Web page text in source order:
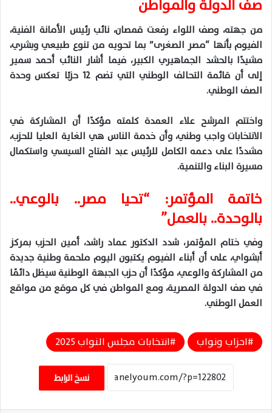
صف الدولة والمواطن
من جهته، وصف اللواء رفعت قمصان، نائب رئيس الأمانة الفنية،
الفيوم بأنها “مصر الصغرى” بما تحويه من تنوع طبيعي وبشري،
مشيدًا بالحشد الجماهيري الكبير، فيما أشار النائب أحمد سمير
إلى أن قائمة التحالف الوطني التي تضم 12 حزبًا تعكس وحدة
الصف الوطني.
واختتم المرشح علاء العمدة كلمته مؤكدًا أن المشاركة في
الانتخابات واجب وطني، وأن خدمة الناس هي الغاية العليا للحزب،
مشددًا على دعمه الكامل للرئيس عبد الفتاح السيسي واستكمال
مسيرة البناء والتنمية.
خاتمة المؤتمر: “تحيا مصر.. بالوعي..
بالوحدة.. بالعمل”
وفي ختام المؤتمر، شدد الدكتور عماد راشد، أمين الحزب بمركز
أبشواي، على أن أبناء الفيوم يكتبون اليوم ملحمة وطنية جديدة
من المشاركة والوعي، مؤكدًا أن حزب الجبهة الوطنية سيظل دائمًا
في صف الدولة المصرية، ومع المواطن في كل موقع من مواقع
العمل الوطني.
احزاب ونواب انتخابات مجلس النواب 2025
نسخ الرابط